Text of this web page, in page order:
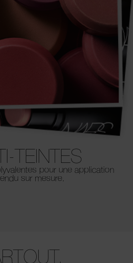
TEINTES
pour une application
sur mesure.